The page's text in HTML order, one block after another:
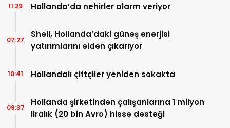
Hollanda’da nehirler alarm veriyor
11:29
Shell, Hollanda’daki güneş enerjisi
yatırımlarını elden çıkarıyor
07:27
Hollandalı çiftçiler yeniden sokakta
10:41
Hollanda şirketinden çalışanlarına 1 milyon
liralık (20 bin Avro) hisse desteği
09:37